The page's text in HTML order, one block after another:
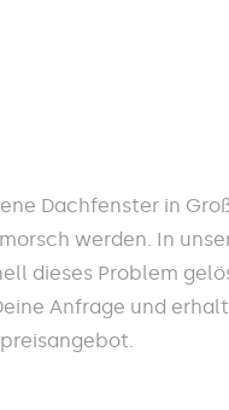
Dachfenster in
werden. In
dieses Problem
Anfrage und